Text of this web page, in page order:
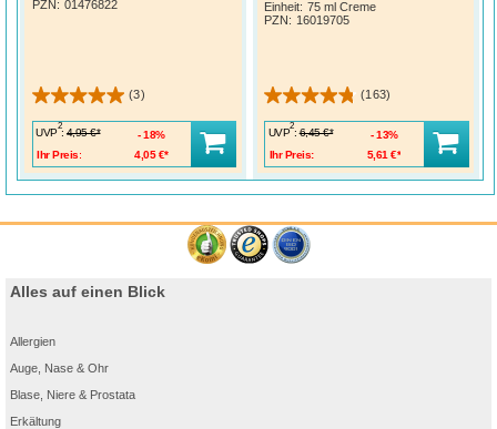
PZN : 01476822
(3)
UVP
2
: 4,95 €*
Ihr Preis:
4,05 €*
18%
Einheit: 75 ml Creme
PZN: 16019705
(163)
UVP
2
: 6,45 €*
Ihr Preis:
5,61 €*
13%
Alles auf einen Blick
Allergien
Auge, Nase & Ohr
Blase, Niere & Prostata
Erkältung